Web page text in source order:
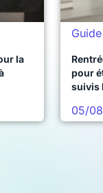
la
pour
suivis
05/